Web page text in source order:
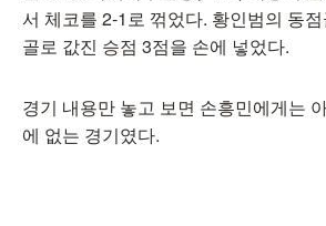
서 체코를 2-1로 꺾었다. 황인범의 동
골로 값진 승점 3점을 손에 넣었다.
경기 내용만 놓고 보면 손흥민에게는
에 없는 경기였다.